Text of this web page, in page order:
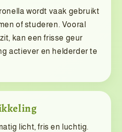
wordt vaak gebruikt
of studeren. Vooral
kan een frisse geur
actiever en helderder te
licht, fris en luchtig.